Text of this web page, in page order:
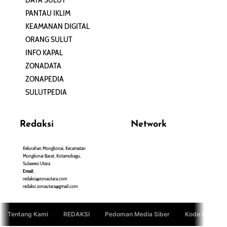
PANTAU IKLIM
KEAMANAN DIGITAL
ORANG SULUT
INFO KAPAL
ZONADATA
ZONAPEDIA
SULUTPEDIA
Redaksi
Kelurahan Mongkonai, Kecamatan
Mongkonai Barat, Kotamobagu,
Sulawesi Utara
Email:
redaksi@zonautara.com
redaksi.zonautara@gmail.com
Network
Tentang Kami REDAKSI Pedoman Media Siber Kode Etik